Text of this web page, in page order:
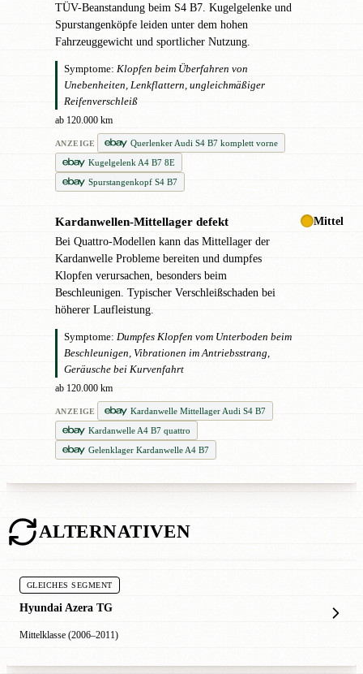
TÜV-Beanstandung beim S4 B7. Kugelgelenke und
Spurstangenköpfe leiden unter dem hohen
Fahrzeuggewicht und sportlicher Nutzung.
Symptome: Klopfen beim Überfahren von
Unebenheiten, Lenkflattern, ungleichmäßiger
Reifenverschleiß
ab 120.000 km
ANZEIGE
Querlenker Audi S4 B7 komplett vorne
Kugelgelenk A4 B7 8E
Spurstangenkopf S4 B7
Kardanwellen-Mittellager defekt
Bei Quattro-Modellen kann das Mittellager der
Kardanwelle Probleme bereiten und dumpfes
Klopfen verursachen, besonders beim
Beschleunigen. Typischer Verschleißschaden bei
höherer Laufleistung.
Symptome: Dumpfes Klopfen vom Unterboden beim
Beschleunigen, Vibrationen im Antriebsstrang,
Geräusche bei Kurvenfahrt
ab 120.000 km
ANZEIGE
Kardanwelle Mittellager Audi S4 B7
Kardanwelle A4 B7 quattro
Gelenklager Kardanwelle A4 B7
Mittel
ALTERNATIVEN
GLEICHES SEGMENT
Hyundai Azera TG
Mittelklasse (2006–2011)